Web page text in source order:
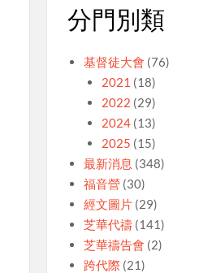
分門別類
基督徒大會 (76)
2021 (18)
2022 (29)
2024 (13)
2025 (15)
最新消息 (348)
福音營(30)
經文圖片(29)
芝華代禱(141)
芝華禱告會 (2)
跨代際(21)